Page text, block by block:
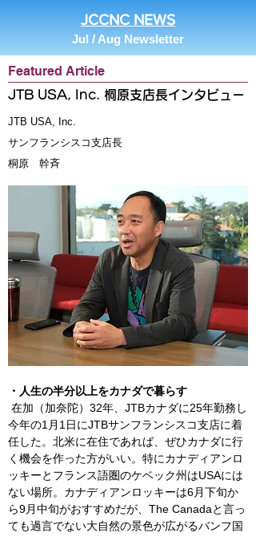
JCCNC NEWS
Jul / Aug Newsletter
Featured Article
JTB USA, Inc. 桐原支店長インタビュー
JTB USA, Inc.
サンフランシスコ支店長
桐原 幹斉
・人生の半分以上をカナダで暮らす
在加（加奈陀）32年、JTBカナダに25年勤務し
今年の1月1日にJTBサンフランシスコ支店に着
任した。北米に在住であれば、ぜひカナダに行
く機会を作った方がいい。特にカナディアンロ
ッキーとフランス語圏のケベック州はUSAには
ない場所。カナディアンロッキーは6月下旬か
ら9月中旬がおすすめだが、The Canadaと言っ
ても過言でない大自然の景色が広がるバンフ国